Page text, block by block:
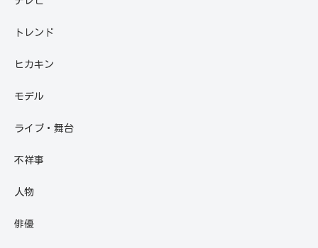
トレンド
ヒカキン
モデル
ライブ・舞台
不祥事
人物
俳優